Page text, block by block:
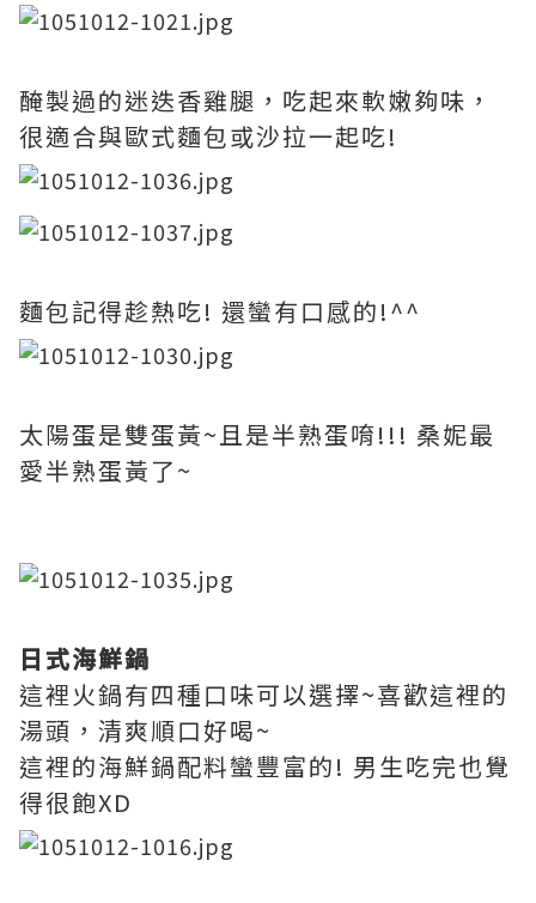
醃製過的迷迭香雞腿，吃起來軟嫩夠味，
很適合與歐式麵包或沙拉一起吃!
麵包記得趁熱吃! 還蠻有口感的!^^
太陽蛋是雙蛋黃~且是半熟蛋唷!!! 桑妮最
愛半熟蛋黃了~
日式海鮮鍋
這裡火鍋有四種口味可以選擇~喜歡這裡的
湯頭，清爽順口好喝~
這裡的海鮮鍋配料蠻豐富的! 男生吃完也覺
得很飽XD